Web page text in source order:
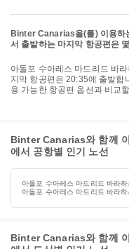
Binter Canarias을(를) 이용하
서 출발하는 마지막 항공편은
아돌포 수아레스 마드리드 바라하스 공항에서 출발하는 Binter Canarias의 마
지막 항공편은 20:35에 출발합
용 가능한 항공편 옵션과 비교
Binter Canarias와 함께
에서 공항별 인기 노선
아돌포 수아레스 마드리드 바라
아돌포 수아레스 마드리드 바라
Binter Canarias와 함께